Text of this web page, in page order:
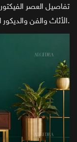
تفاصيل العصر
الأثاث والفن والديكور لتحقيق تصميم داخلي فريد وشخصي.